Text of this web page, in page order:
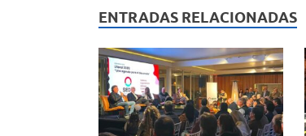
s
A
p
p
b
o
o
k
p
ti
ENTRADAS RELACIONADAS